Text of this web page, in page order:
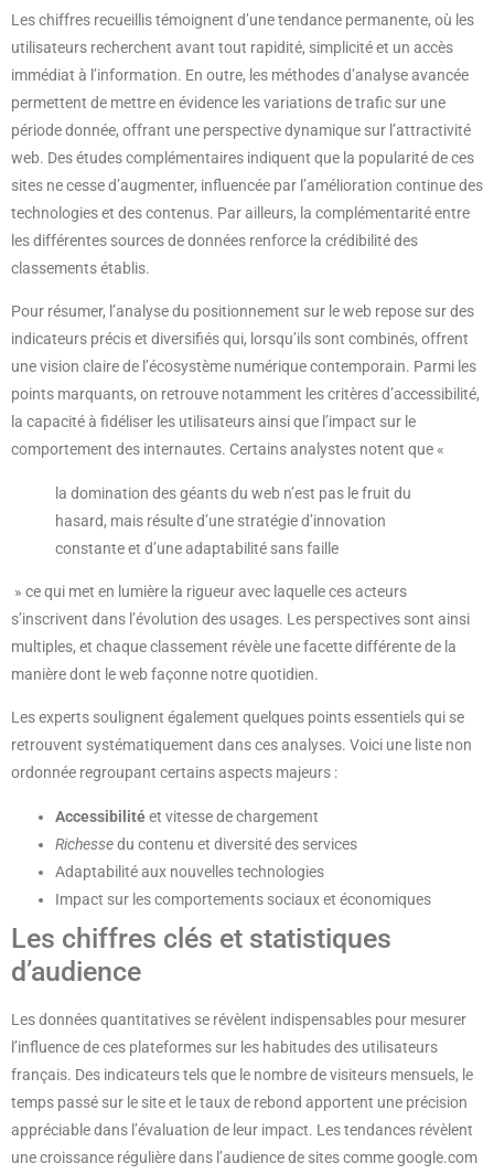
Les chiffres recueillis témoignent d’une tendance permanente, où les
utilisateurs recherchent avant tout rapidité, simplicité et un accès
immédiat à l’information. En outre, les méthodes d’analyse avancée
permettent de mettre en évidence les variations de trafic sur une
période donnée, offrant une perspective dynamique sur l’attractivité
web. Des études complémentaires indiquent que la popularité de ces
sites ne cesse d’augmenter, influencée par l’amélioration continue des
technologies et des contenus. Par ailleurs, la complémentarité entre
les différentes sources de données renforce la crédibilité des
classements établis.
Pour résumer, l’analyse du positionnement sur le web repose sur des
indicateurs précis et diversifiés qui, lorsqu’ils sont combinés, offrent
une vision claire de l’écosystème numérique contemporain. Parmi les
points marquants, on retrouve notamment les critères d’accessibilité,
la capacité à fidéliser les utilisateurs ainsi que l’impact sur le
comportement des internautes. Certains analystes notent que «
la domination des géants du web n’est pas le fruit du
hasard, mais résulte d’une stratégie d’innovation
constante et d’une adaptabilité sans faille
» ce qui met en lumière la rigueur avec laquelle ces acteurs
s’inscrivent dans l’évolution des usages. Les perspectives sont ainsi
multiples, et chaque classement révèle une facette différente de la
manière dont le web façonne notre quotidien.
Les experts soulignent également quelques points essentiels qui se
retrouvent systématiquement dans ces analyses. Voici une liste non
ordonnée regroupant certains aspects majeurs :
Accessibilitéet vitesse de chargement
Richessedu contenu et diversité des services
Adaptabilité aux nouvelles technologies
Impact sur les comportements sociaux et économiques
Les chiffres clés et statistiques
d’audience
Les données quantitatives se révèlent indispensables pour mesurer
l’influence de ces plateformes sur les habitudes des utilisateurs
français. Des indicateurs tels que le nombre de visiteurs mensuels, le
temps passé sur le site et le taux de rebond apportent une précision
appréciable dans l’évaluation de leur impact. Les tendances révèlent
une croissance régulière dans l’audience de sites comme google.com